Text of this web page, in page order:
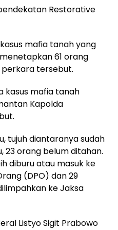
Restorative
mafia tanah yang
61 orang
tersebut.
kasus mafia tanah
Kapolda
tujuh diantaranya sudah
23 orang belum ditahan.
diburu atau masuk ke
(DPO) dan 29
ke Jaksa
Listyo Sigit Prabowo